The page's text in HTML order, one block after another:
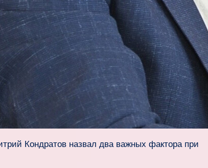
Кондратов назвал два важных фактора при